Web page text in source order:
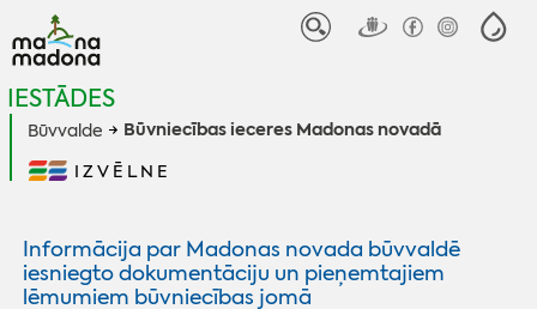
IESTĀDES
Būvvalde Būvniecības ieceres Madonas novadā
IZVĒLNE
Informācija par Madonas novada būvvaldē
iesniegto dokumentāciju un pieņemtajiem
lēmumiem būvniecības jomā